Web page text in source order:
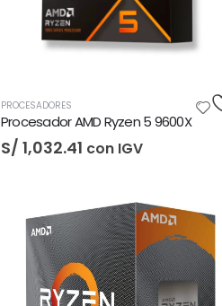
PROCESADORES
Procesador AMD Ryzen 5 9600X
S/ 1,032.41 con IGV